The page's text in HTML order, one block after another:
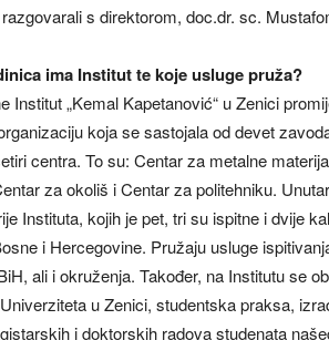
s direktorom, doc.dr. sc.
ima Institut te koje usluge pruža?
Institut „Kemal Kapetanović“ u Zenici
koja se sastojala od devet
centra. To su: Centar za metalne
za okoliš i Centar za politehniku.
Instituta, kojih je pet, tri su ispitne i dvije
i Hercegovine. Pružaju usluge
ali i okruženja. Također, na Institutu se
u Zenici, studentska praksa,
i doktorskih radova studenata